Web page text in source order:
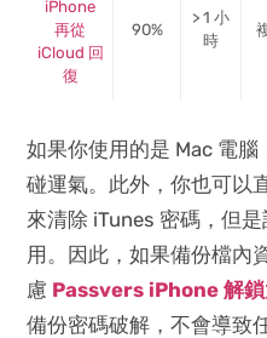
iPhone
再從
iCloud 回
復
90%
> 1 小
時
如果你使用的是 Mac 電
碰運氣。此外，你也可以
來清除 iTunes 密碼，但
用。因此，如果備份檔內
慮 Passvers iPhone 解
備份密碼破解，不會導致